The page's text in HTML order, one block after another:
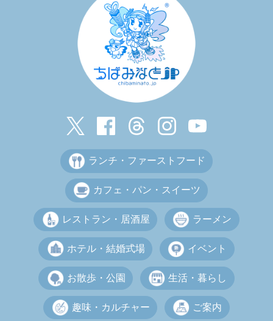
ランチ・ファーストフード
カフェ・パン・スイーツ
レストラン・居酒屋 ラーメン
ホテル・結婚式場 イベント
お散歩・公園 生活・暮らし
趣味・カルチャー ご案内